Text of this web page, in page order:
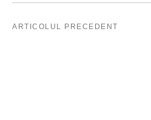
ARTICOLUL PRECEDENT